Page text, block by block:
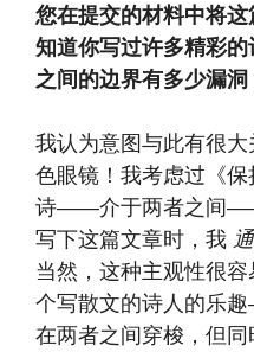
您在提交的材料中将
知道你写过许多精彩
之间的边界有多少漏洞
我认为意图与此有很
色眼镜！我考虑过《
诗——介于两者之间
写下这篇文章时，我
当然，这种主观性很
个写散文的诗人的
在两者之间穿梭，但